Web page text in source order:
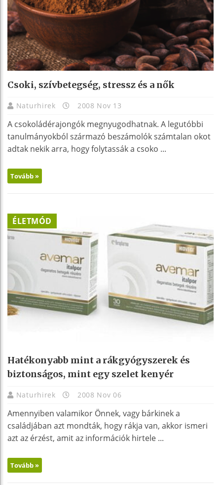
Csoki, szívbetegség, stressz és a nők
Naturhirek 2008 Nov 13
A csokoládérajongók megnyugodhatnak. A legutóbbi
tanulmányokból származó beszámolók számtalan okot
adtak nekik arra, hogy folytassák a csoko ...
Tovább »
ÉLETMÓD
Hatékonyabb mint a rákgyógyszerek és
biztonságos, mint egy szelet kenyér
Naturhirek 2008 Nov 06
Amennyiben valamikor Önnek, vagy bárkinek a
családjában azt mondták, hogy rákja van, akkor ismeri
azt az érzést, amit az információk hirtele ...
Tovább »